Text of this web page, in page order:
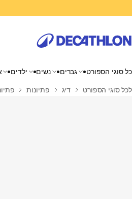
כל סוגי הספורט גברים נשים ילדים
בית
לכל סוגי הספורט דיג פתיונות